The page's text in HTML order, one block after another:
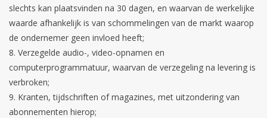
slechts kan plaatsvinden na 30 dagen, en waarvan de werkelijke
waarde afhankelijk is van schommelingen van de markt waarop
de ondernemer geen invloed heeft;
Verzegelde audio-, video-opnamen en
computerprogrammatuur, waarvan de verzegeling na levering is
verbroken;
Kranten, tijdschriften of magazines, met uitzondering van
abonnementen hierop;